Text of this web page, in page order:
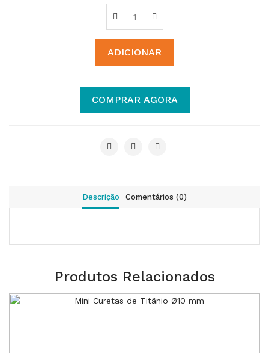
ADICIONAR
COMPRAR AGORA
Descrição Comentários (0)
Produtos Relacionados